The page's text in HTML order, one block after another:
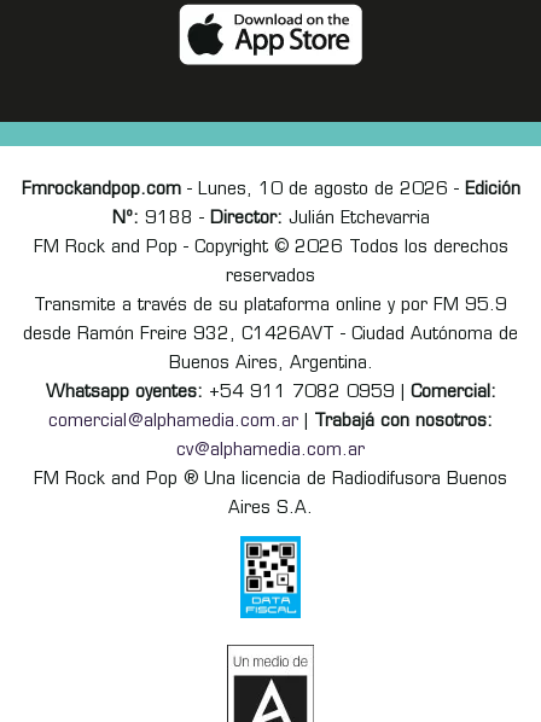
Fmrockandpop.com- Lunes, 10 de agosto de 2026 - Edición
Nº: 9188 - Director: Julián Etchevarria
FM Rock and Pop - Copyright © 2026 Todos los derechos
reservados
Transmite a través de su plataforma online y por FM 95.9
desde Ramón Freire 932, C1426AVT - Ciudad Autónoma de
Buenos Aires, Argentina.
Whatsapp oyentes: +54 911 7082 0959 | Comercial:
comercial@alphamedia.com.ar
Trabajá con nosotros:
cv@alphamedia.com.ar
FM Rock and Pop ® Una licencia de Radiodifusora Buenos
Aires S.A.